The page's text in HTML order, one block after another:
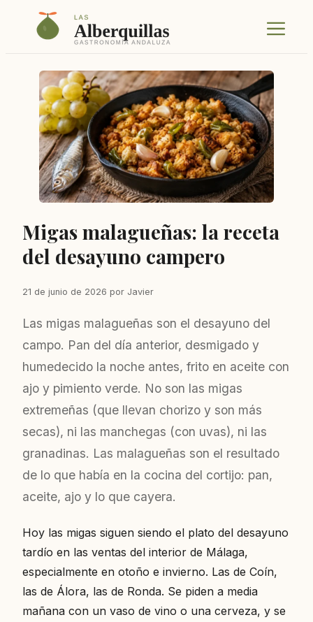
Menú
Migas malagueñas: la receta
del desayuno campero
21 de junio de 2026 por Javier
Las migas malagueñas son el desayuno del
campo. Pan del día anterior, desmigado y
humedecido la noche antes, frito en aceite con
ajo y pimiento verde. No son las migas
extremeñas (que llevan chorizo y son más
secas), ni las manchegas (con uvas), ni las
granadinas. Las malagueñas son el resultado
de lo que había en la cocina del cortijo: pan,
aceite, ajo y lo que cayera.
Hoy las migas siguen siendo el plato del desayuno
tardío en las ventas del interior de Málaga,
especialmente en otoño e invierno. Las de Coín,
las de Álora, las de Ronda. Se piden a media
mañana con un vaso de vino o una cerveza, y se